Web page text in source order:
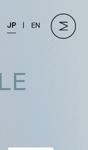
JP EN